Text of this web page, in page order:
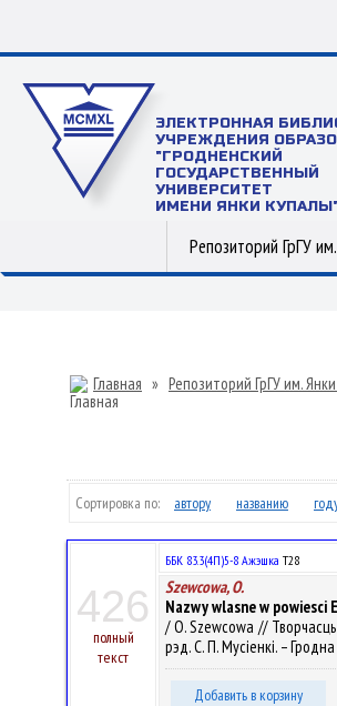
ЭЛЕКТРОННАЯ
УЧРЕЖДЕНИЯ
"ГРОДНЕНСКИЙ
ГОСУДАРСТВЕННЫЙ
УНИВЕРСИТЕТ
ИМЕНИ ЯНКИ
Репозиторий ГрГУ
Главная » Репозиторий ГрГУ им.
Сортировка по: автору названию
426
полный
текст
ББК 83.3(4П)5-8 Ажэшка Т28
Szewcowa, O.
Nazwy wlasne w powiesci
/ O. Szewcowa //
рэд. С. П. Мусіенкі. –
Добавить в корзину